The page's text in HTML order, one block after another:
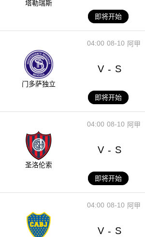
塔勒瑞斯
即将开始
08-10
04:00 阿甲
门多萨独立
V - S
即将开始
08-10
04:00 阿甲
圣洛伦索
V - S
即将开始
08-10
04:00 阿甲
V - S